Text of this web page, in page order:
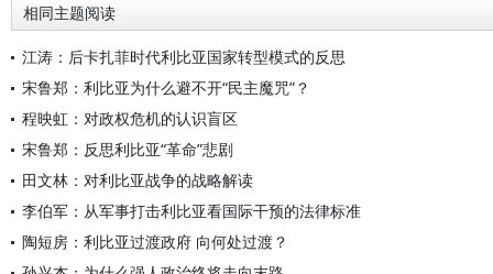
相同主题阅读
江涛：后卡扎菲时代利比亚国家转型模式的反思
宋鲁郑：利比亚为什么避不开“民主魔咒”？
程映虹：对政权危机的认识盲区
宋鲁郑：反思利比亚“革命”悲剧
田文林：对利比亚战争的战略解读
李伯军：从军事打击利比亚看国际干预的法律标准
陶短房：利比亚过渡政府 向何处过渡？